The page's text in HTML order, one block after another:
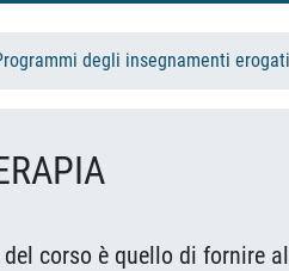
degli insegnamenti erogati
è quello di fornire